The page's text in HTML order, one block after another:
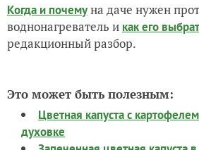
Когда и почемуна даче нужен
воднонагреватель и как его
редакционный разбор.
Это может быть полезным:
Цветная капуста с
духовке